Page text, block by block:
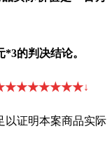
*3的判决结论。
★★★★★★★↓
以证明本案商品实际